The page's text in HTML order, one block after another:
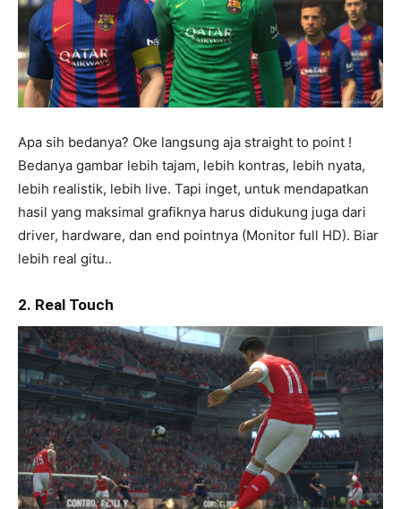
Apa sih bedanya? Oke langsung aja straight to point !
Bedanya gambar lebih tajam, lebih kontras, lebih nyata,
lebih realistik, lebih live. Tapi inget, untuk mendapatkan
hasil yang maksimal grafiknya harus didukung juga dari
driver, hardware, dan end pointnya (Monitor full HD). Biar
lebih real gitu..
2. Real Touch